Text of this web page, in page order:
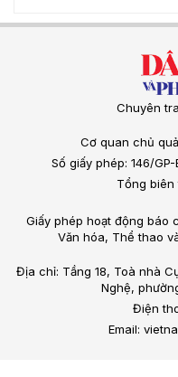
Chuyên
Cơ quan chủ
Số giấy phép: 146/
Tổng biên
Giấy phép hoạt động báo
Văn hóa, Thể thao
Địa chỉ: Tầng 18, Toà nhà
Nghệ,
Điện
Email: